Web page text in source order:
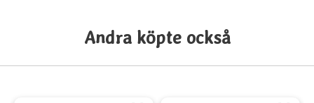
Andra köpte också